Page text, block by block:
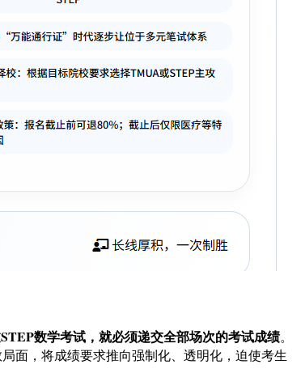
数学考试，就必须递交全部场次的考试成绩。
面，将成绩要求推向强制化、透明化，迫使考生